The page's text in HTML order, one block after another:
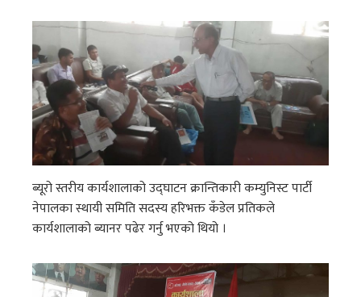
ब्यूरो स्तरीय कार्यशालाको उद्घाटन क्रान्तिकारी कम्युनिस्ट पार्टी
नेपालका स्थायी समिति सदस्य हरिभक्त कँडेल प्रतिकले
कार्यशालाको ब्यानर पढेर गर्नु भएको थियो ।